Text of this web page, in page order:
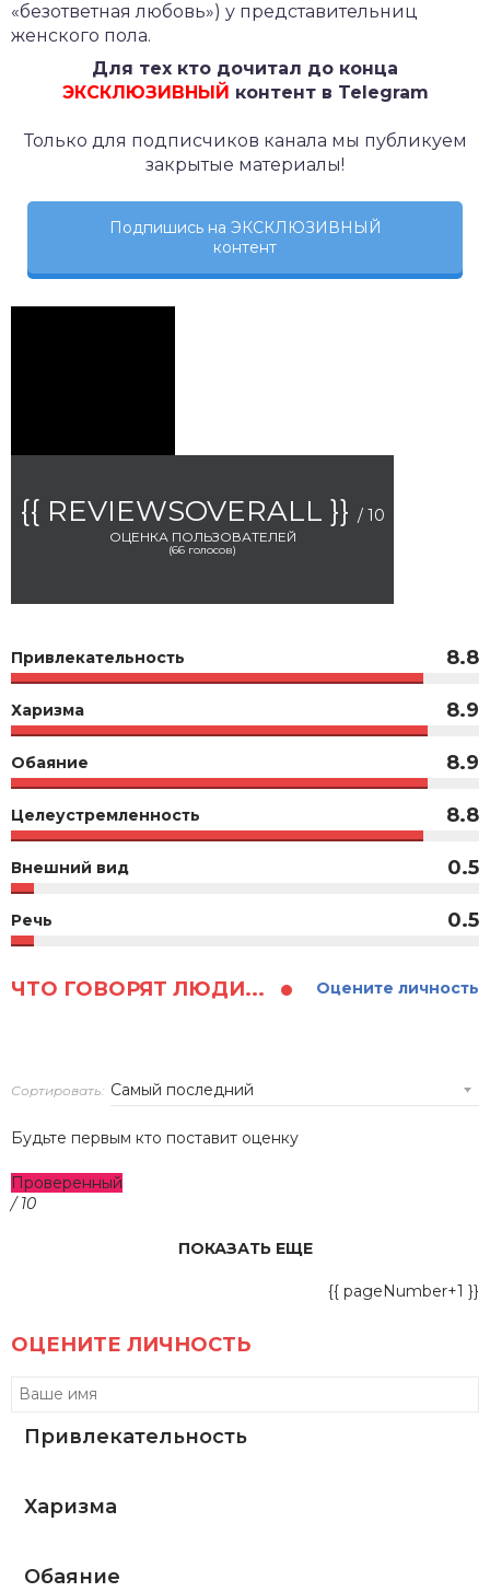
«безответная любовь») у представительниц
женского пола.
Для тех кто дочитал до конца
ЭКСКЛЮЗИВНЫЙ контент в Telegram
Только для подписчиков канала мы публикуем
закрытые материалы!
Подпишись на ЭКСКЛЮЗИВНЫЙ
контент
{{ REVIEWSOVERALL }} / 10
ОЦЕНКА ПОЛЬЗОВАТЕЛЕЙ
(66 голосов)
Привлекательность 8.8
Харизма 8.9
Обаяние 8.9
Целеустремленность 8.8
Внешний вид 0.5
Речь 0.5
ЧТО ГОВОРЯТ ЛЮДИ... Оцените личность
Сортировать:
Будьте первым кто поставит оценку
Проверенный
/ 10
ПОКАЗАТЬ ЕЩЕ
{{ pageNumber+1 }}
ОЦЕНИТЕ ЛИЧНОСТЬ
Привлекательность
Харизма
Обаяние